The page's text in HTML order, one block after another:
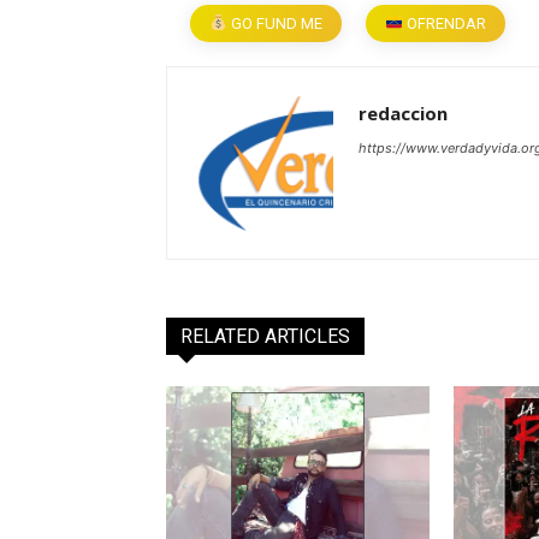
GO FUND ME OFRENDAR
redaccion
https://
RELATED ARTICLES